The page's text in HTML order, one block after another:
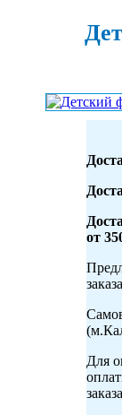
от
Для
заказа